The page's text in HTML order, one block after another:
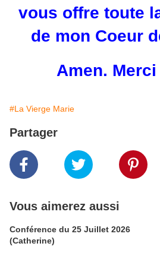
vous offre toute
de mon Coeur
Amen. Merci
#La Vierge Marie
Partager
Vous aimerez aussi
Conférence du 25 Juillet 2026
(Catherine)